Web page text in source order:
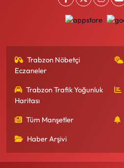
Trabzon Nöbetçi
Eczaneler
Trabzon Trafik Yoğunluk
Haritası
Tüm Manşetler
Haber Arşivi